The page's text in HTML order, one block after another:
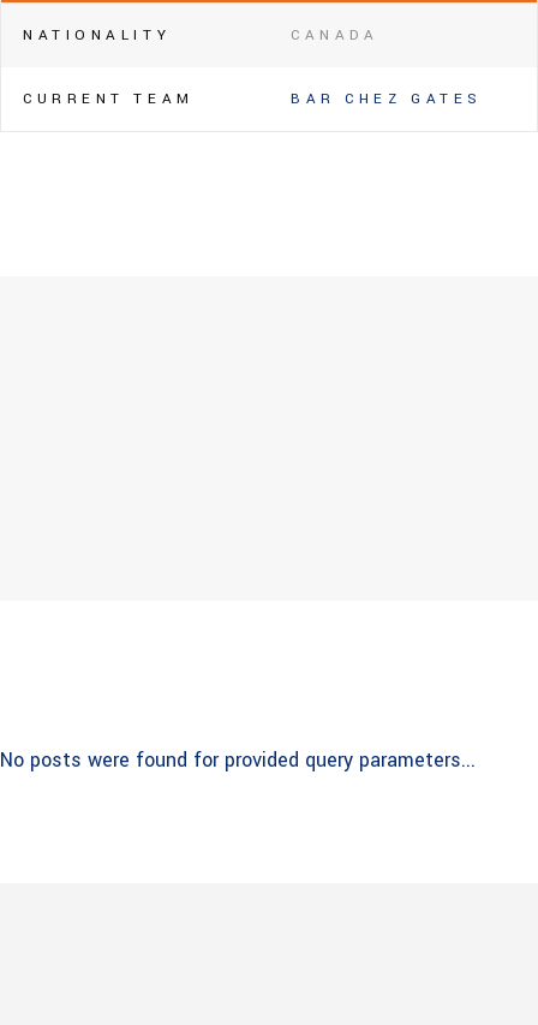
NATIONALITY CANADA
CURRENT TEAM BAR CHEZ GATES
No posts were found for provided query parameters...